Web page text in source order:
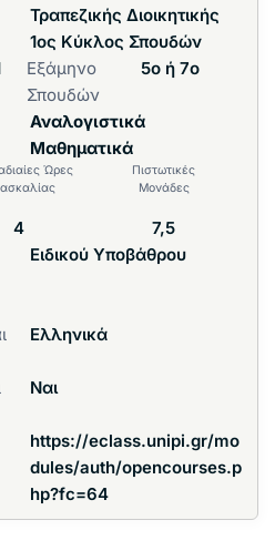
Τραπεζικής Διοικητικής
1ος Κύκλος Σπουδών
Εξάμηνο
Σπουδών
5ο ή 7ο
Αναλογιστικά
Μαθηματικά
Ώρες
Πιστωτικές
Μονάδες
4
7,5
Ειδικού Υποβάθρου
Ελληνικά
Ναι
https://eclass.unipi.gr/mo
dules/auth/opencourses.p
hp?fc=64